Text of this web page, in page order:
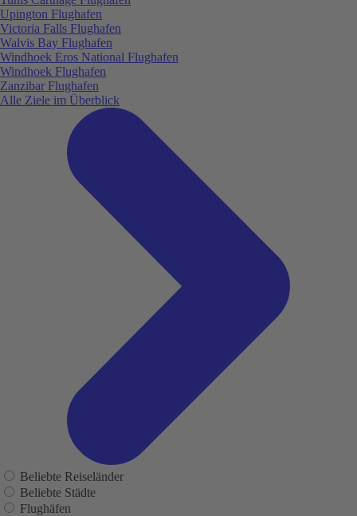
Upington Flughafen
Victoria Falls Flughafen
Walvis Bay Flughafen
Windhoek Eros National Flughafen
Windhoek Flughafen
Zanzibar Flughafen
Alle Ziele im Überblick
Beliebte Reiseländer
Beliebte Städte
Flughäfen